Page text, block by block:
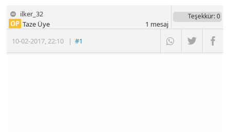
ilker_32
10-02-2017,22:10 |#1
OP Taze Üye
Teşekkür: 0
1 mesaj